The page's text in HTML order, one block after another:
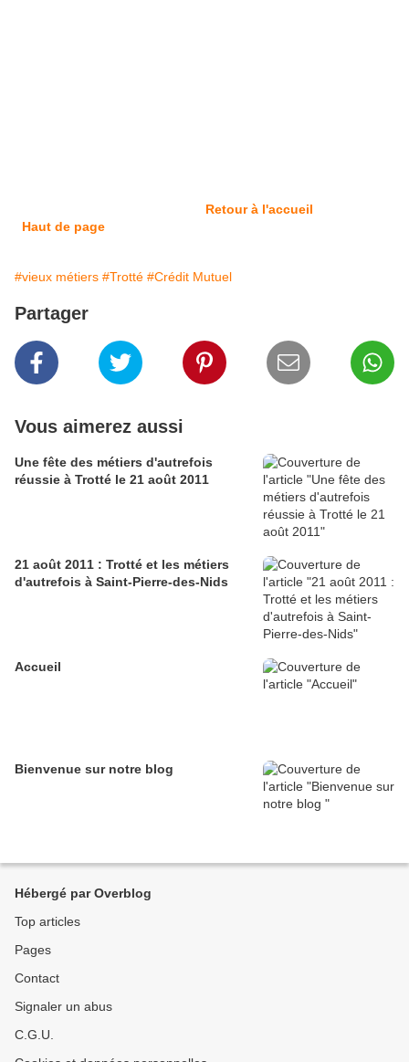
Retour à l'accueil
Haut de page
#vieux métiers #Trotté #Crédit Mutuel
Partager
Vous aimerez aussi
Une fête des métiers d'autrefois
réussie à Trotté le 21 août 2011
21 août 2011 : Trotté et les métiers
d'autrefois à Saint-Pierre-des-Nids
Accueil
Bienvenue sur notre blog
Hébergé par Overblog
Top articles
Pages
Contact
Signaler un abus
C.G.U.